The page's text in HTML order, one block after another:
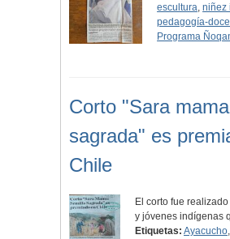
escultura,niñez
pedagogía-
Programa
Corto "Sara
sagrada" es
Chile
El corto fue
y jóvenes indígenas
Etiquetas: Ayacucho,